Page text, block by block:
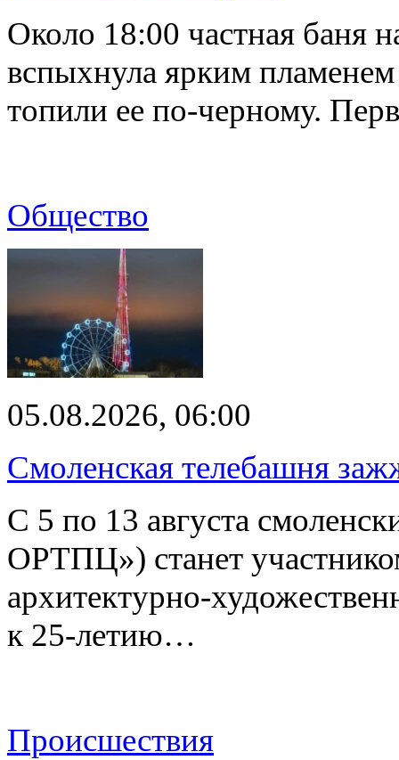
Около 18:00 частная баня
вспыхнула ярким
топили ее по-черному.
Общество
05.08.2026, 06:00
Смоленская телебашня
С 5 по 13 августа
ОРТПЦ») станет
архитектурно-
к 25-летию…
Происшествия